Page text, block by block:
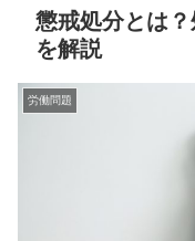
懲戒処分とは
を解説
労働問題